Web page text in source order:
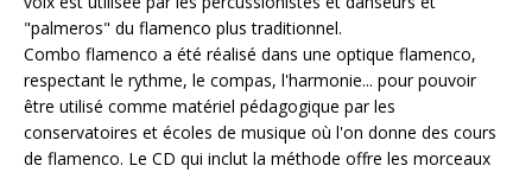
"palmeros" du flamenco plus traditionnel.
Combo flamenco a été réalisé dans une optique flamenco,
respectant le rythme, le compas, l'harmonie... pour pouvoir
être utilisé comme matériel pédagogique par les
conservatoires et écoles de musique où l'on donne des cours
de flamenco. Le CD qui inclut la méthode offre les morceaux